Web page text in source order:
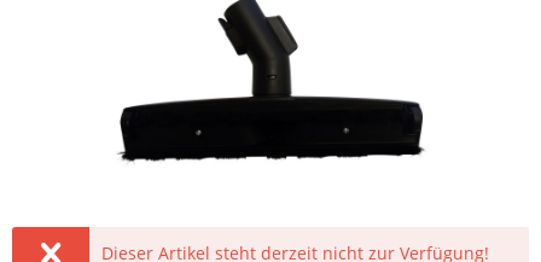
Dieser Artikel steht derzeit nicht zur Verfügung!